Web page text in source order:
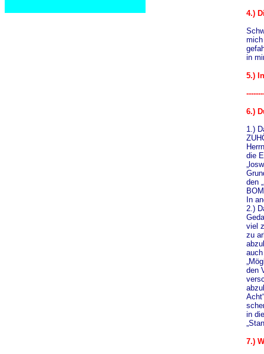
4.)
mich
in
5.)
6.)
1.)
die
den
In
2.)
viel
zu
den
in
7.)